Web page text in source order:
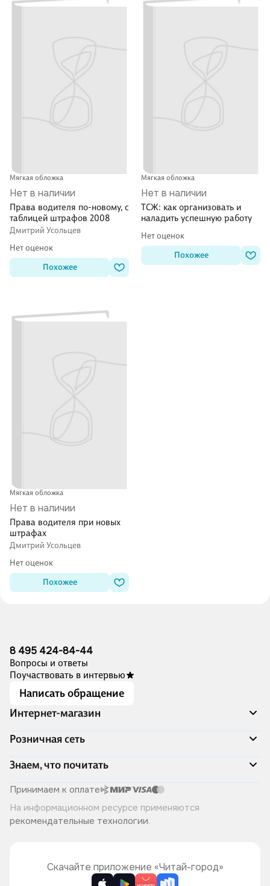
Мягкая обложка
Нет в наличии
Права водителя по-новому, с
таблицей штрафов 2008
Дмитрий Усольцев
Нет оценок
Похожее
Мягкая обложка
Нет в наличии
ТСЖ: как организовать и
наладить успешную работу
Нет оценок
Похожее
Мягкая обложка
Нет в наличии
Права водителя при новых
штрафах
Дмитрий Усольцев
Нет оценок
Похожее
8 495 424-84-44
Вопросы и ответы
Поучаствовать в интервью
Написать обращение
Интернет-магазин
Акции
Доставка и оплата
Программа лояльности
Подарочные сертификаты
Правила продажи
Политика конфиденциальности
Розничная сеть
Адреса магазинов
Книжный Дозор
О компании
Читай-город для бизнеса
Хотите у нас работать?
Знаем, что почитать
Скоро в продаже
Лучшие из лучших
Читай-журнал
Принимаем к оплате
На информационном ресурсе применяются
рекомендательные технологии.
Скачайте приложение «Читай-город»